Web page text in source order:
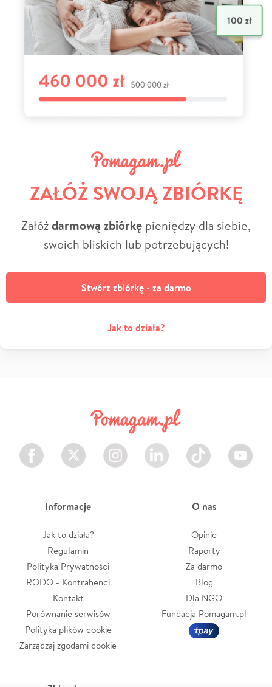
ZAŁÓŻ SWOJĄ ZBIÓRKĘ
Załóżdarmową zbiórkę pieniędzy dla siebie,
swoich bliskich lub potrzebujących!
Stwórz zbiórkę - za darmo
Jak to działa?
Facebook Twitter Instagram LinkedIn TikTok Youtube
Informacje
Jak to działa?
Regulamin
Polityka Prywatności
RODO - Kontrahenci
Kontakt
Porównanie serwisów
Polityka plików cookie
Zarządzaj zgodami cookie
O nas
Opinie
Raporty
Za darmo
Blog
Dla NGO
Fundacja Pomagam.pl